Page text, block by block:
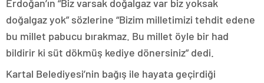
Erdoğan’ın “Biz varsak doğalgaz var biz yoksak
doğalgaz yok” sözlerine “Bizim milletimizi tehdit edene
bu millet pabucu bırakmaz. Bu millet öyle bir had
bildirir ki süt dökmüş kediye dönersiniz” dedi.
Kartal Belediyesi’nin bağış ile hayata geçirdiği